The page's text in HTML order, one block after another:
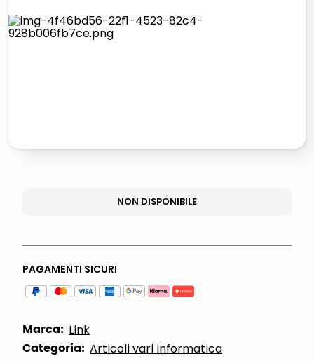
pattumiera raccolta differenziata
airpods
NON DISPONIBILE
PAGAMENTI SICURI
Marca: Link
Categoria: Articoli vari informatica